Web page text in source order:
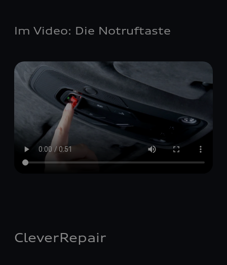
Im Video: Die Notruftaste
CleverRepair